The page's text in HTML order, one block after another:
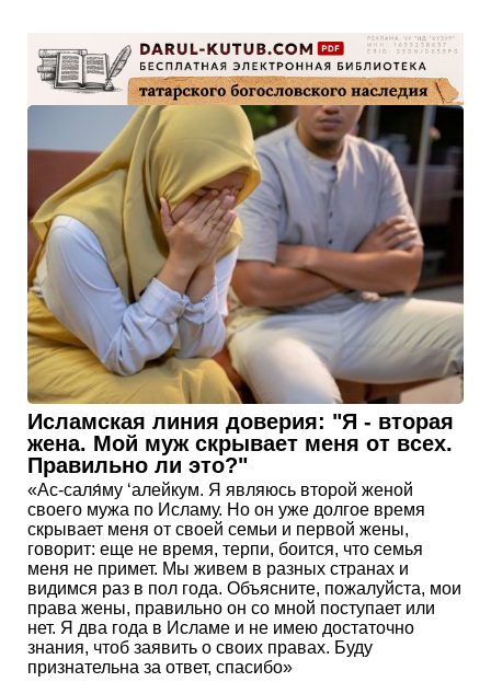
Исламская линия доверия: "Я - вторая
жена. Мой муж скрывает меня от всех.
Правильно ли это?"
«Ас-саля́му ‘алейкум. Я являюсь второй женой
своего мужа по Исламу. Но он уже долгое время
скрывает меня от своей семьи и первой жены,
говорит: еще не время, терпи, боится, что семья
меня не примет. Мы живем в разных странах и
видимся раз в пол года. Объясните, пожалуйста, мои
права жены, правильно он со мной поступает или
нет. Я два года в Исламе и не имею достаточно
знания, чтоб заявить о своих правах. Буду
признательна за ответ, спасибо»